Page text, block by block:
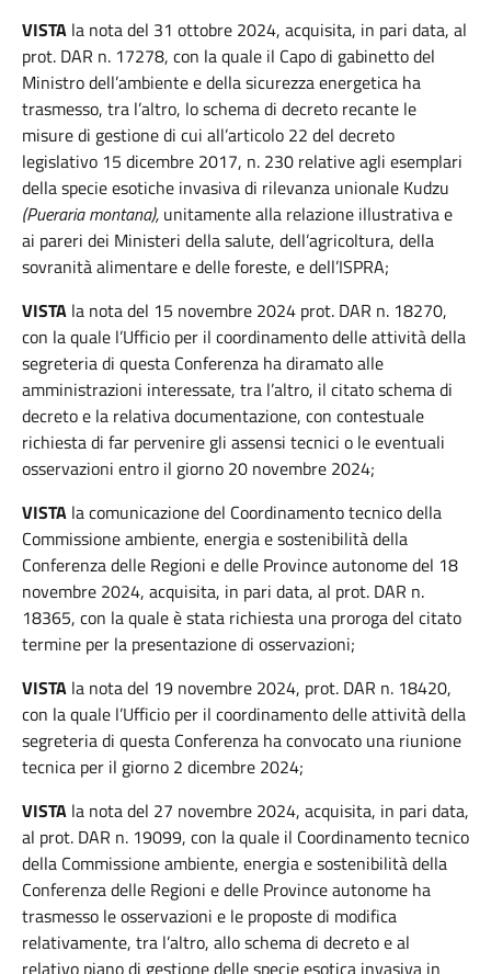
VISTA la nota del 31 ottobre 2024, acquisita, in pari data, al
prot. DAR n. 17278, con la quale il Capo di gabinetto del
Ministro dell’ambiente e della sicurezza energetica ha
trasmesso, tra l’altro, lo schema di decreto recante le
misure di gestione di cui all’articolo 22 del decreto
legislativo 15 dicembre 2017, n. 230 relative agli esemplari
della specie esotiche invasiva di rilevanza unionale Kudzu
(Pueraria montana), unitamente alla relazione illustrativa e
ai pareri dei Ministeri della salute, dell’agricoltura, della
sovranità alimentare e delle foreste, e dell’ISPRA;
VISTA la nota del 15 novembre 2024 prot. DAR n. 18270,
con la quale l’Ufficio per il coordinamento delle attività della
segreteria di questa Conferenza ha diramato alle
amministrazioni interessate, tra l’altro, il citato schema di
decreto e la relativa documentazione, con contestuale
richiesta di far pervenire gli assensi tecnici o le eventuali
osservazioni entro il giorno 20 novembre 2024;
VISTA la comunicazione del Coordinamento tecnico della
Commissione ambiente, energia e sostenibilità della
Conferenza delle Regioni e delle Province autonome del 18
novembre 2024, acquisita, in pari data, al prot. DAR n.
18365, con la quale è stata richiesta una proroga del citato
termine per la presentazione di osservazioni;
VISTA la nota del 19 novembre 2024, prot. DAR n. 18420,
con la quale l’Ufficio per il coordinamento delle attività della
segreteria di questa Conferenza ha convocato una riunione
tecnica per il giorno 2 dicembre 2024;
VISTA la nota del 27 novembre 2024, acquisita, in pari data,
al prot. DAR n. 19099, con la quale il Coordinamento tecnico
della Commissione ambiente, energia e sostenibilità della
Conferenza delle Regioni e delle Province autonome ha
trasmesso le osservazioni e le proposte di modifica
relativamente, tra l’altro, allo schema di decreto e al
relativo piano di gestione delle specie esotica invasiva in